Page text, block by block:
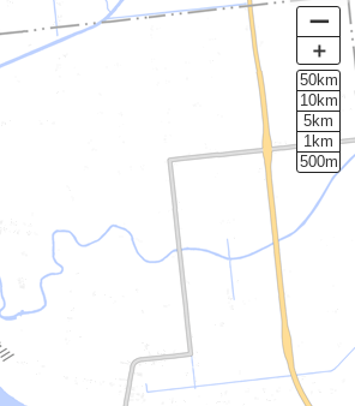
ー
＋
50km
10km
5km
1km
500m